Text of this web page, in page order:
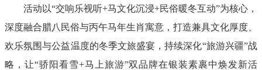
活动以“交响乐视听+马文化沉浸+民俗暖冬互动”为核心，
深度融合腊八民俗与丙午马年生肖寓意，打造兼具文化厚度、
欢乐氛围与公益温度的冬季文旅盛宴，持续深化“旅游兴疆”战
略，让“骄阳看雪+马上旅游”双品牌在银装素裹中焕发新活